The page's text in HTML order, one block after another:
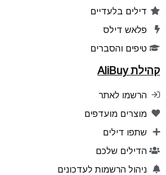
דילים בלעדיים
פלאש דילס
טיפים והסברים
קהילת AliBuy
הרשמו לאתר
מוצרים מועדפים
שתפו דילים
הדילים שלכם
ניהול הרשמות לעדכונים